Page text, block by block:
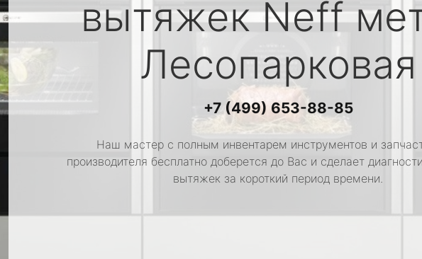
вытяжекNeff
Лесопарковая
+7 (499) 653-88-85
Наш мастер с полным инвентарем инструментов и
производителя бесплатно доберется до Вас и сделает
вытяжек за короткий период времени.